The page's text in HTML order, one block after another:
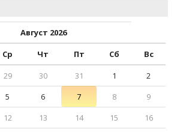
Август 2026
Ср Чт Пт Сб
Вс
29 30 31 1
2
5 6 7 8
9
12 13 14 15
16